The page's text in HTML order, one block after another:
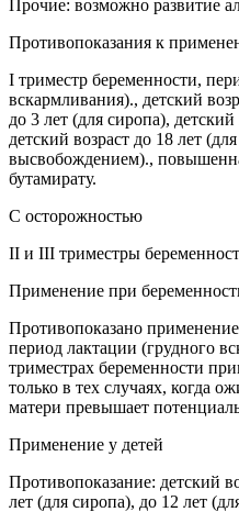
Прочие: возможно развитие
Противопоказания к
I триместр беременности,
вскармливания)., детский
до 3 лет (для сиропа), детский
детский возраст до 18 лет
высвобождением).,
бутамирату.
С осторожностью
II и III триместры
Применение при
Противопоказано
период лактации (грудного
триместрах беременности
только в тех случаях, когда
матери превышает
Применение у детей
Противопоказание: детский
лет (для сиропа), до 12 лет